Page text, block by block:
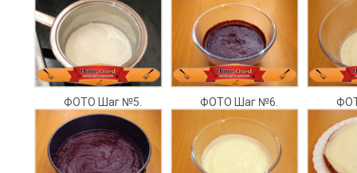
ФОТО Шаг №5. ФОТО Шаг №6.